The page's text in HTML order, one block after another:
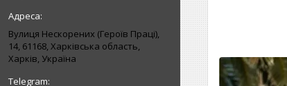
Вулиця Нескорених (Героїв Праці),
14, 61168, Харківська область,
Харків, Україна